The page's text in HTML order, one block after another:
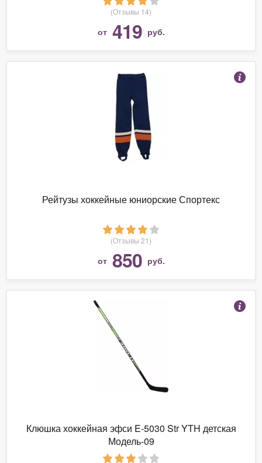
(Отзывы 14)
от 419 руб.
Рейтузы хоккейные юниорские Спортекс
(Отзывы 21)
от 850 руб.
Клюшка хоккейная эфси E-5030 Str YTH детская
Модель-09